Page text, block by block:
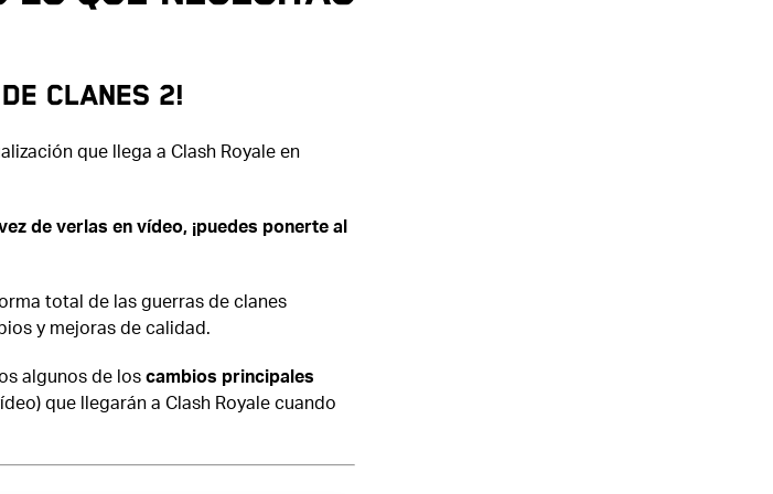
clanes 2!
que llega a Clash Royale en
de verlas en vídeo, ¡puedes ponerte al
total de las guerras de clanes
y mejoras de calidad.
algunos de loscambios principales
que llegarán a Clash Royale cuando